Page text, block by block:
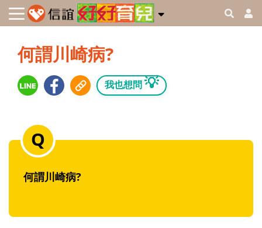
何謂川崎病?
我也想問 💡
何謂川崎病?